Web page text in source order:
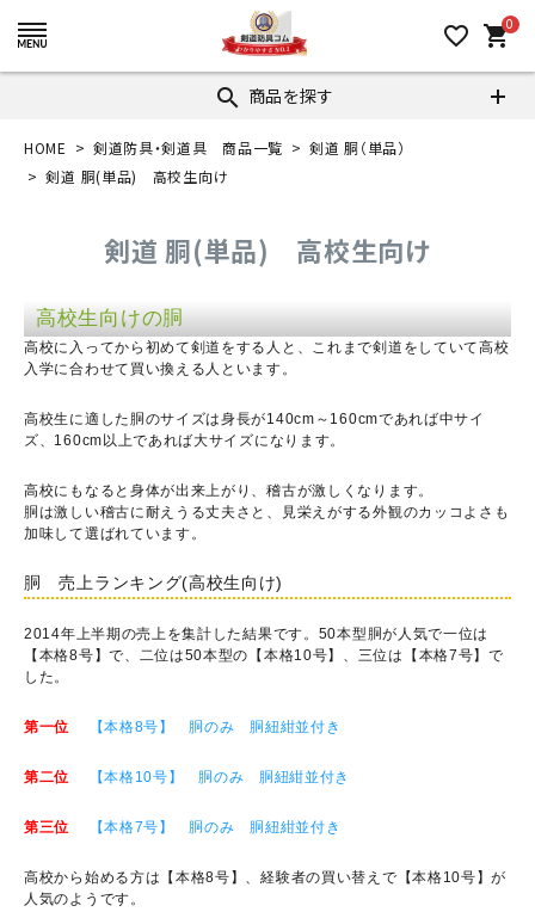
favorite_border 0
shopping_cart
search 商品を探す
HOME 剣道防具・剣道具 商品一覧
剣道 胴（単品）
剣道 胴(単品) 高校生向け
剣道 胴(単品) 高校生向け
高校生向けの胴
高校に入ってから初めて剣道をする人と、これまで剣道をしていて高校
入学に合わせて買い換える人といます。
高校生に適した胴のサイズは身長が140cm～160cmであれば中サイ
ズ、160cm以上であれば大サイズになります。
高校にもなると身体が出来上がり、稽古が激しくなります。
胴は激しい稽古に耐えうる丈夫さと、見栄えがする外観のカッコよさも
加味して選ばれています。
胴 売上ランキング(高校生向け)
2014年上半期の売上を集計した結果です。50本型胴が人気で一位は
【本格8号】で、二位は50本型の【本格10号】、三位は【本格7号】で
した。
第一位 【本格8号】 胴のみ 胴紐紺並付き
第二位 【本格10号】 胴のみ 胴紐紺並付き
第三位 【本格7号】 胴のみ 胴紐紺並付き
高校から始める方は【本格8号】、経験者の買い替えで【本格10号】が
人気のようです。